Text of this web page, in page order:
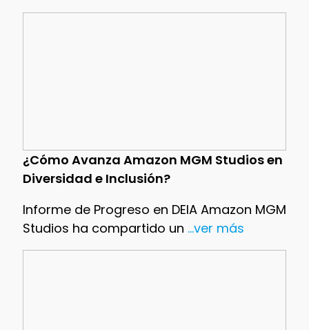
¿Cómo Avanza Amazon MGM Studios en
Diversidad e Inclusión?
Informe de Progreso en DEIA Amazon MGM
Studios ha compartido un ...ver más